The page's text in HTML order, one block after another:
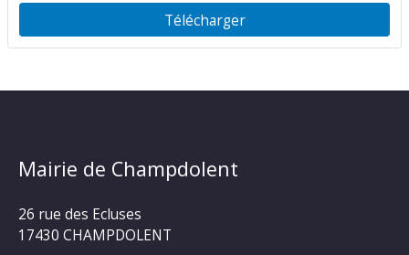
Télécharger
Mairie de Champdolent
26 rue des Ecluses
17430 CHAMPDOLENT